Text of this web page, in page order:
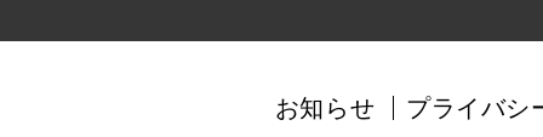
お知らせ プライバシ